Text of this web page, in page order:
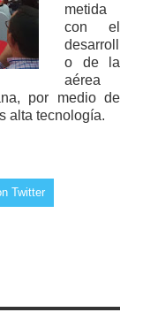
metida
con el
desarroll
o de la
aérea
por medio de
alta tecnología.
Twitter